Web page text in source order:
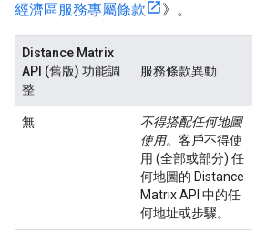
經濟區服務專屬條款
》。
Distance Matrix
API (舊版) 功能調
整
服務條款異動
無
不得搭配任何地圖
使用。客戶不得使
用 (全部或部分) 任
何地圖的 Distance
Matrix API 中的任
何地址或步驟。